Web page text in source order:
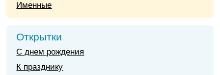
Именные
Открытки
С днем рождения
К празднику